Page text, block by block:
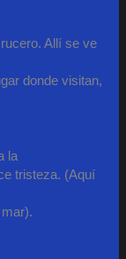
Allí se ve
donde visitan,
la
tristeza. (Aquí